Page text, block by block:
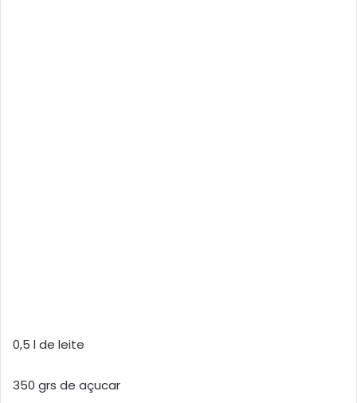
0,5 l de leite
350 grs de açucar